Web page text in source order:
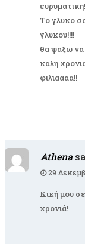
Το γλυκο
γλυκου!!!!
θα ψαξω να
καλη
φιλιαααα!!
Athena
29
Κική μου
χρονιά!